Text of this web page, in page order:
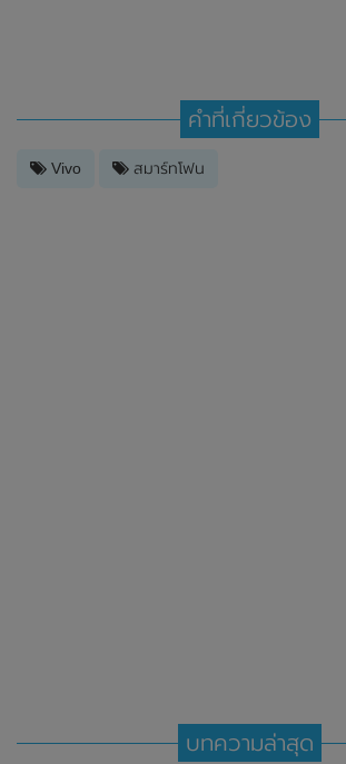
คำที่เกี่ยวข้อง
Vivo สมาร์ทโฟน
บทความล่าสุด